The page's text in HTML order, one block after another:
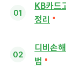
KB카드
정리
디비손
법